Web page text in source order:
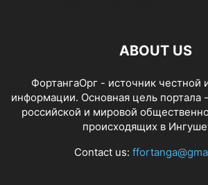
ABOUT US
ФортангаОрг - источник честной
информации. Основная цель портала
российской и мировой
происходящих в
Contact us: